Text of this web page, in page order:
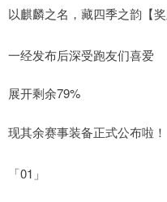
以麒麟之名，藏四季之韵【奖
一经发布后深受跑友们喜爱
展开剩余79%
现其余赛事装备正式公布啦！
「01」